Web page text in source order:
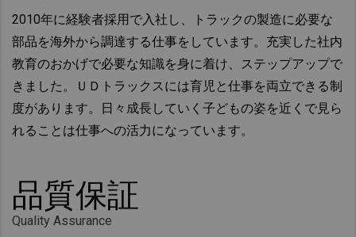
2010年に経験者採用で入社し、トラックの製造に必要な
部品を海外から調達する仕事をしています。充実した社内
教育のおかげで必要な知識を身に着け、ステップアップで
きました。ＵＤトラックスには育児と仕事を両立できる制
度があります。日々成長していく子どもの姿を近くで見ら
れることは仕事への活力になっています。
品質保証
Quality Assurance